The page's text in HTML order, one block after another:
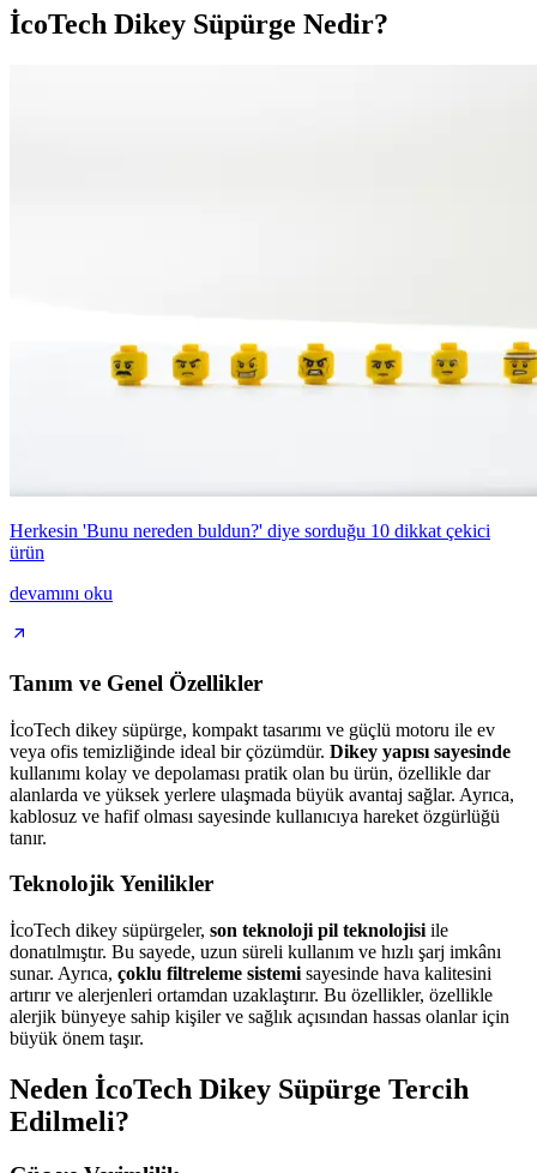
İcoTech Dikey Süpürge Nedir?
Herkesin 'Bunu nereden buldun?' diye sorduğu 10 dikkat çekici
ürün
devamını oku
Tanım ve Genel Özellikler
İcoTech dikey süpürge, kompakt tasarımı ve güçlü motoru ile ev
veya ofis temizliğinde ideal bir çözümdür. Dikey yapısı sayesinde
kullanımı kolay ve depolaması pratik olan bu ürün, özellikle dar
alanlarda ve yüksek yerlere ulaşmada büyük avantaj sağlar. Ayrıca,
kablosuz ve hafif olması sayesinde kullanıcıya hareket özgürlüğü
tanır.
Teknolojik Yenilikler
İcoTech dikey süpürgeler, son teknoloji pil teknolojisi ile
donatılmıştır. Bu sayede, uzun süreli kullanım ve hızlı şarj imkânı
sunar. Ayrıca, çoklu filtreleme sistemi sayesinde hava kalitesini
artırır ve alerjenleri ortamdan uzaklaştırır. Bu özellikler, özellikle
alerjik bünyeye sahip kişiler ve sağlık açısından hassas olanlar için
büyük önem taşır.
Neden İcoTech Dikey Süpürge Tercih
Edilmeli?